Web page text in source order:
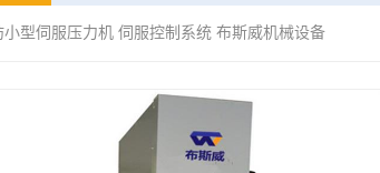
小型伺服压力机 伺服控制系统 布斯威机械设备